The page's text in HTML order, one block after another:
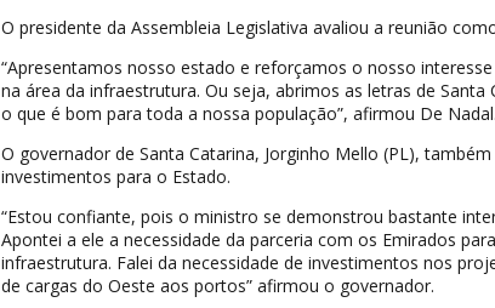
O presidente da Assembleia Legislativa avaliou a reunião
“Apresentamos nosso estado e reforçamos o nosso
na área da infraestrutura. Ou seja, abrimos as letras de
o que é bom para toda a nossa população”, afirmou De Nadal.
O governador de Santa Catarina, Jorginho Mello (PL),
investimentos para o Estado.
“Estou confiante, pois o ministro se demonstrou bastante
Apontei a ele a necessidade da parceria com os Emirados
infraestrutura. Falei da necessidade de investimentos nos
de cargas do Oeste aos portos” afirmou o governador.